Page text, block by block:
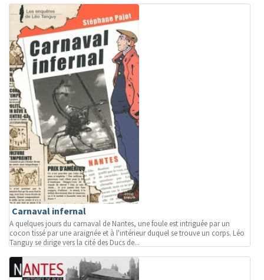
Carnaval infernal
A quelques jours du carnaval de Nantes, une foule est intriguée par un
cocon tissé par une araignée et à l'intérieur duquel se trouve un corps. Léo
Tanguy se dirige vers la cité des Ducs de...